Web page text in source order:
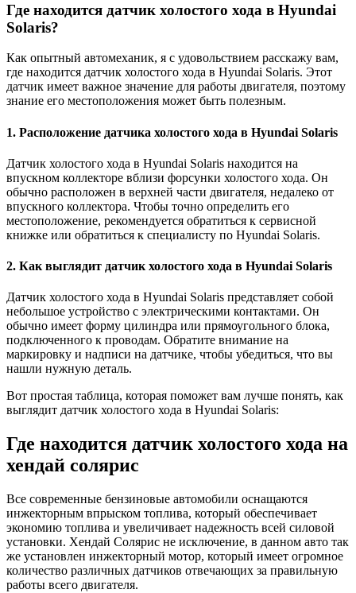
Где находится датчик холостого хода в Hyundai
Solaris?
Как опытный автомеханик, я с удовольствием расскажу вам,
где находится датчик холостого хода в Hyundai Solaris. Этот
датчик имеет важное значение для работы двигателя, поэтому
знание его местоположения может быть полезным.
1. Расположение датчика холостого хода в Hyundai Solaris
Датчик холостого хода в Hyundai Solaris находится на
впускном коллекторе вблизи форсунки холостого хода. Он
обычно расположен в верхней части двигателя, недалеко от
впускного коллектора. Чтобы точно определить его
местоположение, рекомендуется обратиться к сервисной
книжке или обратиться к специалисту по Hyundai Solaris.
2. Как выглядит датчик холостого хода в Hyundai Solaris
Датчик холостого хода в Hyundai Solaris представляет собой
небольшое устройство с электрическими контактами. Он
обычно имеет форму цилиндра или прямоугольного блока,
подключенного к проводам. Обратите внимание на
маркировку и надписи на датчике, чтобы убедиться, что вы
нашли нужную деталь.
Вот простая таблица, которая поможет вам лучше понять, как
выглядит датчик холостого хода в Hyundai Solaris:
Где находится датчик холостого хода на
хендай солярис
Все современные бензиновые автомобили оснащаются
инжекторным впрыском топлива, который обеспечивает
экономию топлива и увеличивает надежность всей силовой
установки. Хендай Солярис не исключение, в данном авто так
же установлен инжекторный мотор, который имеет огромное
количество различных датчиков отвечающих за правильную
работы всего двигателя.